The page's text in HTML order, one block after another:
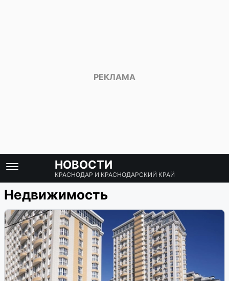
НОВОСТИ
КРАСНОДАР И КРАСНОДАРСКИЙ КРАЙ
Недвижимость